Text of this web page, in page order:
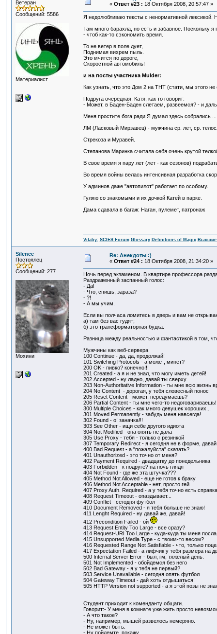
Ветеран
Сообщений: 5586
Материалист
« Ответ #23 : 18 Октября 2008, 20:57:47 »
Я недолюбливаю тексты с ненормативной лексикой.
Там много барахла, но есть и забавное. Поскольку
- чтоб как-то сэкономить время.
То не ветер в поле дует,
Поднимая вихрем пыль.
Это мчится по дороге,
Скоростной автомобиль!
и на посты участника Mulder:
Как узнать, что это Дом 2 на ТНТ (стати, мы этого
Подруга очередная, Катя, как то говорит:
- Может, в Баден-Баден слетаем, развеемся? - и
Меня простите бога ради Я думал здесь собрались
ЛМ (Ласковый Мирзавец) - мужчина ср. лет, ср.
Стрекоза и Муравей.
Степанова Маринка считала себя очень крутой
В свое время я пару лет (лет - как сезонов)
Во время войны велась интенсивная разработка
У админов даже "автопилот" работает по особому.
Гуляю со знакомыми и их дочкой Катей в парке.
Дама сдавала в багаж: Наган, пулемет, патронаж
Vitaliy: SCIES Forum Glossary Definitions of Magic Высшие
Silence
Постоялец
Сообщений: 277
Мохини
Re: Анекдоты :)
« Ответ #24 : 18 Октября 2008, 21:34:20 »
Ночь перед экзаменом. В квартире профессора
Раздраженный заспанный голос:
- Да!
- Что, спишь, зараза?
- ?!
- А мы учим.
Если вы полчаса ломитесь в дверь и вам не
а) там без вас гудят;
б) это трансформаторная будка.
Разница между реальностью и фантастикой в том,
Мужчины как веб-сервера
100 Continue - да, да, продолжай!
101 Switching Protocols - а может, минет?
200 OK - пивко? конечно!!!
201 Created - а я и не знал, что могу иметь детей!
202 Accepted - ну ладно, давай ты сверху
203 Non-Authoritative Information - ты мне всю жизнь
204 No Content - дорогая, у тебя словесный понос
205 Reset Content - может, передумаешь?
206 Partial Content - ты мне чего-то недоговариваешь!
300 Multiple Choices - как много девушек хороших...
301 Moved Permanently - забудь меня навсегда!
302 Found - о! заначка!!!
303 See Other - ищи себе другого идиота
304 Not Modified - она опять не дала
305 Use Proxy - тебя - только с резинкой
307 Temporary Redirect - я сегодня не в форме, давай
400 Bad Request - а "пожалуйста" сказать?
401 Unauthorized - это точно от меня?
402 Payment Required - двадцатку до понедельника
403 Forbidden - к подруге? на ночь глядя
404 Not Found - где же эта штучка???
405 Method Not Allowed - еще не готов к браку
406 Method Not Acceptable - нет, просто гей
407 Proxy Auth. Required - а у тебя точно есть
408 Request Timeout - опаздывает...
409 Conflict - сегодня футбол
410 Document Removed - я тебя больше не знаю!
411 Lenght Required - ну давай же, давай!
412 Precondition Failed - ой
413 Request Entity Too Large - все сразу?
414 Request-URI Too Large - куда-куда ты меня
415 Unsupported Media Type - с твоим-то весом?
416 Requested Range Not Satisfiable - что, только
417 Expectation Failed - а лифчик у тебя размера на
500 Internal Server Error - был, гм, тяжелый день.
501 Not Implemented - обойдемся без него
502 Bad Gateway - я у тебя не первый?
503 Service Unavailable - сегодня опять футбол
504 Gateway Timeout - дай хоть отдышаться!
505 HTTP Version not supported - а я этой позы не
Студент приходит к коменданту общаги.
Говорит:- У меня в комнате уже жить просто
- А что такое?
- Ну, например, мышей развелось немеряно.
- Не может быть.
- Ну пойдемте, покажу.